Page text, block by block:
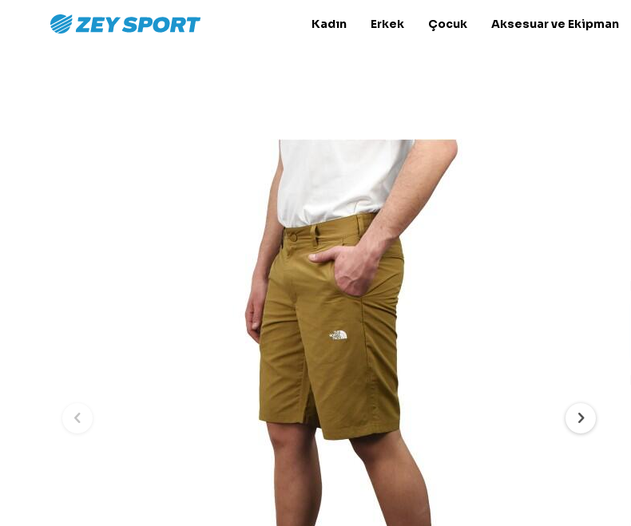
Kadın Erkek Çocuk Aksesuar ve Ekipman